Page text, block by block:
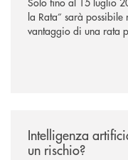
la Rata” sarà
vantaggio di una rata
Intelligenza
un rischio?